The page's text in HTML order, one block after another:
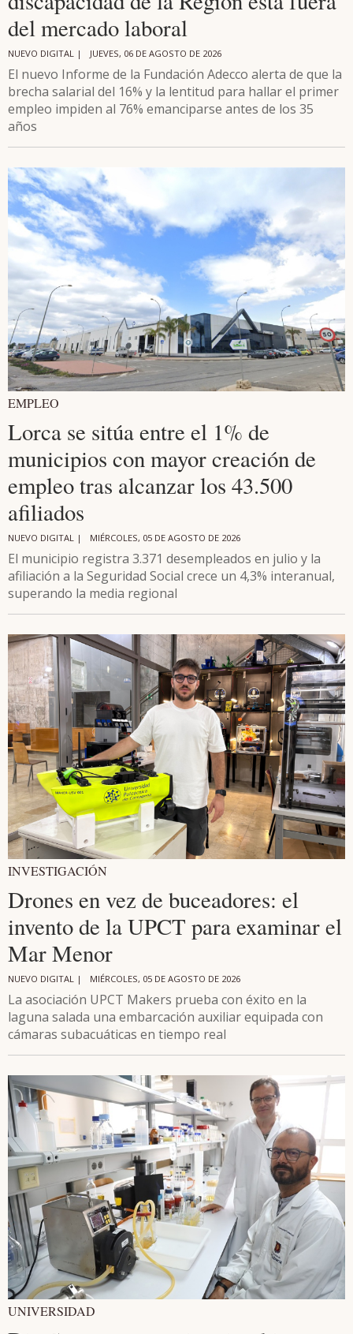
del mercado laboral
NUEVO DIGITAL | JUEVES, 06 DE AGOSTO DE 2026
El nuevo Informe de la Fundación Adecco alerta de que la
brecha salarial del 16% y la lentitud para hallar el primer
empleo impiden al 76% emanciparse antes de los 35
años
EMPLEO
Lorca se sitúa entre el 1% de
municipios con mayor creación de
empleo tras alcanzar los 43.500
afiliados
NUEVO DIGITAL | MIÉRCOLES, 05 DE AGOSTO DE 2026
El municipio registra 3.371 desempleados en julio y la
afiliación a la Seguridad Social crece un 4,3% interanual,
superando la media regional
INVESTIGACIÓN
Drones en vez de buceadores: el
invento de la UPCT para examinar el
Mar Menor
NUEVO DIGITAL | MIÉRCOLES, 05 DE AGOSTO DE 2026
La asociación UPCT Makers prueba con éxito en la
laguna salada una embarcación auxiliar equipada con
cámaras subacuáticas en tiempo real
UNIVERSIDAD